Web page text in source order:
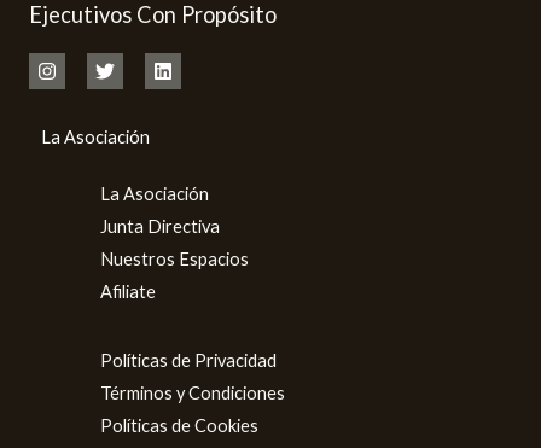
Ejecutivos Con Propósito
La Asociación
La Asociación
Junta Directiva
Nuestros Espacios
Afiliate
Políticas de Privacidad
Términos y Condiciones
Políticas de Cookies